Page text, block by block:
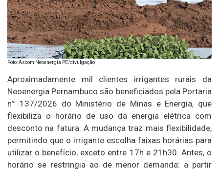
Foto: Ascom Neoenergia PE/divulgação
Aproximadamente mil clientes irrigantes rurais da
Neoenergia Pernambuco são beneficiados pela Portaria
n° 137/2026 do Ministério de Minas e Energia, que
flexibiliza o horário de uso da energia elétrica com
desconto na fatura. A mudança traz mais flexibilidade,
permitindo que o irrigante escolha faixas horárias para
utilizar o benefício, exceto entre 17h e 21h30. Antes, o
horário se restringia ao de menor demanda: a partir